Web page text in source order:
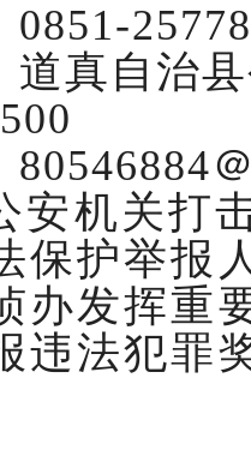
0851-
道真自
80546884
安机关打
保护举报
办发挥重
违法犯罪